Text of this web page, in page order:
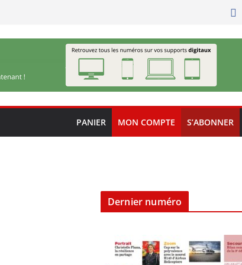
PANIER MON COMPTE S’ABONNER
Dernier numéro